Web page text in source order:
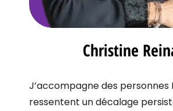
Christine
J’accompagne des personnes
ressentent un décalage